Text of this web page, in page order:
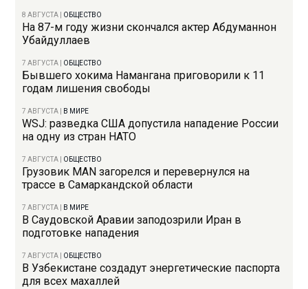
8 АВГУСТА ОБЩЕСТВО
На 87-м году жизни скончался актер Абдуманнон
Убайдуллаев
7 АВГУСТА ОБЩЕСТВО
Бывшего хокима Намангана приговорили к 11
годам лишения свободы
7 АВГУСТА В МИРЕ
WSJ: разведка США допустила нападение России
на одну из стран НАТО
7 АВГУСТА ОБЩЕСТВО
Грузовик MAN загорелся и перевернулся на
трассе в Самаркандской области
7 АВГУСТА В МИРЕ
В Саудовской Аравии заподозрили Иран в
подготовке нападения
7 АВГУСТА ОБЩЕСТВО
В Узбекистане создадут энергетические паспорта
для всех махаллей